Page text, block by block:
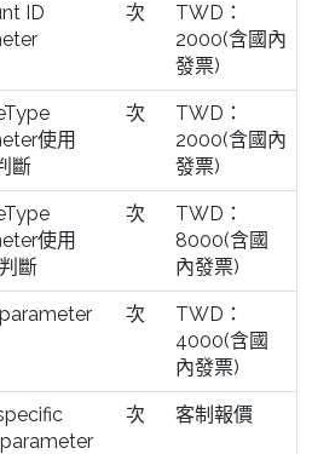
ID
次
TWD：
2000(含國內
發票)
使用
斷
次
TWD：
2000(含國內
發票)
使用
斷
次
TWD：
8000(含國
內發票)
次
TWD：
4000(含國
內發票)
次 客制報價